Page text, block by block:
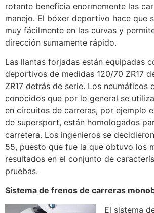
rotante beneficia enormemente las
manejo. El bóxer deportivo hace que
muy fácilmente en las curvas y
dirección sumamente rápido.
Las llantas forjadas están equipadas
deportivos de medidas 120/70 ZR17
ZR17 detrás de serie. Los neumáticos
conocidos que por lo general se
en circuitos de carreras, por ejemplo
de supersport, están homologados
carretera. Los ingenieros se
55, puesto que fue la que obtuvo los
resultados en el conjunto de
pruebas.
Sistema de frenos de carreras
El sistema